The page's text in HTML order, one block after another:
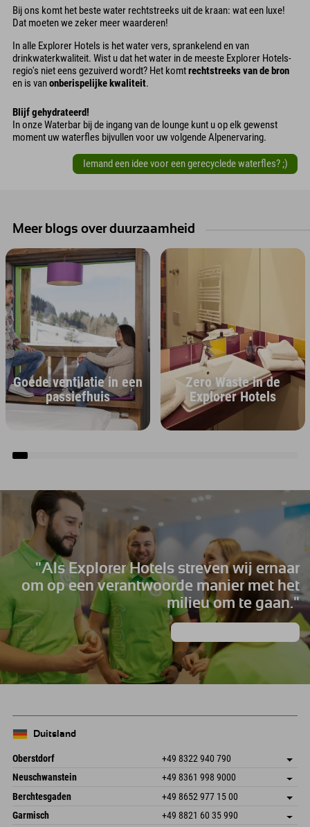
Bij ons komt het beste water rechtstreeks uit de kraan: wat een luxe!
Dat moeten we zeker meer waarderen!
In alle Explorer Hotels is het water vers, sprankelend en van
drinkwaterkwaliteit. Wist u dat het water in de meeste Explorer Hotels-
regio's niet eens gezuiverd wordt? Het komtrechtstreeks van de bron
en is vanonberispelijke kwaliteit.
Blijf gehydrateerd!
In onze Waterbar bij de ingang van de lounge kunt u op elk gewenst
moment uw waterfles bijvullen voor uw volgende Alpenervaring.
Iemand een idee voor een gerecyclede waterfles? ;)
Meer blogs over duurzaamheid
Goede ventilatie in een
passiefhuis
Zero Waste in de
Explorer Hotels
"Als Explorer Hotels streven wij ernaar
om op een verantwoorde manier met het
milieu om te gaan."
Duitsland
Oberstdorf +49 8322 940 790
An der Breitach 3
Duitsland
Adres opslaan
Booking
Neuschwanstein +49 8361 998 9000
An der Riese 45
87484 Nesselwang im Allgäu
Duitsland
Adres opslaan
Aankomstinformatie
Booking
Berchtesgaden +49 8652 977 15 00
Hofreitstr. 7
Adres opslaan
Garmisch +49 8821 60 35 990